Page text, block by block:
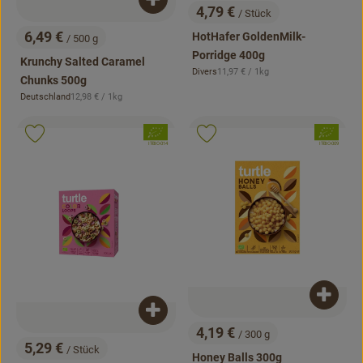
, Preis:
6,49 € / 500 g
Krunchy Salted Caramel
Chunks 500g
, Herkunft:
Deutschland, Referenzpreis:
12,98 € / 1kg
Produkt zum Warenkorb hinzufügen
, Preis:
4,79 € / Stück
HotHafer GoldenMilk-
Porridge 400g
, Herkunft:
Divers, Referenzpreis:
11,97 € / 1kg
, Preis:
5,29 € / Stück
Produkt zum Warenkorb hinzufügen
, Verband:
, Kontrollstelle:
IT-BIO-014
Produkt zu Favouriten hinzufügen
, Preis:
4,19 € / 300 g
Honey Balls 300g
, Verband:
, Kontrollstelle:
IT-BIO-009
Produkt zu Favouriten hinzufügen